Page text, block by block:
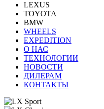
LEXUS
TOYOTA
BMW
WHEELS
EXPEDITION
О НАС
ТЕХНОЛОГИИ
НОВОСТИ
ДИЛЕРАМ
КОНТАКТЫ